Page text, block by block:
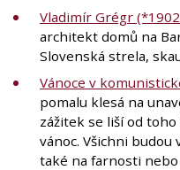
Vladimír Grégr
architekt domů na
Slovenská strela,
Vánoce v
pomalu klesá na
zážitek se liší od
vánoc. Všichni
také na farnosti